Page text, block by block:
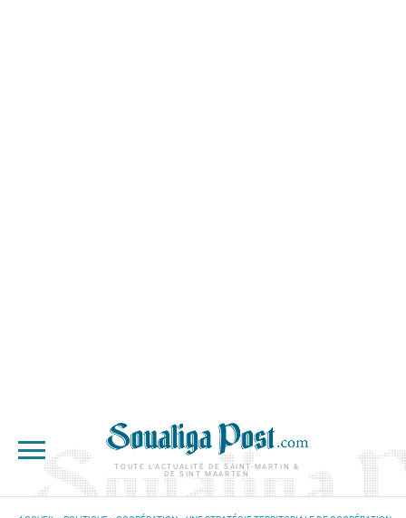
TOUTE L'ACTUALITÉ DE SAINT-MARTIN &
DE SINT MAARTEN